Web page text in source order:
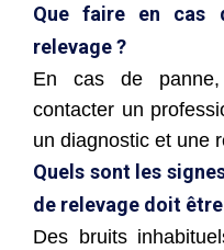
Que faire en cas
relevage ?
En cas de
contacter un
un diagnostic et une
Quels sont les
de relevage doit
Des bruits